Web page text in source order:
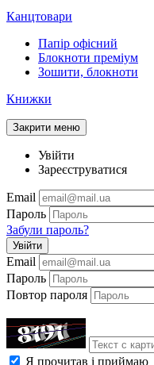
Канцтовари
Папір офісний
Блокноти преміум
Зошити, блокноти
Книжки
Закрити меню
Увійти
Зареєструватися
Email
Пароль
Забули пароль?
Увійти
Email
Пароль
Повтор пароля
Я прочитав і приймаю